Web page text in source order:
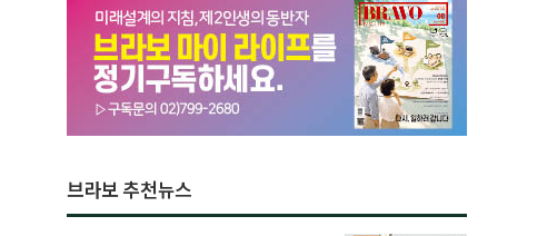
브라보 추천뉴스